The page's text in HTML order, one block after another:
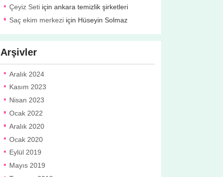
Çeyiz Setiiçin ankara temizlik şirketleri
Saç ekim merkeziiçin Hüseyin Solmaz
Arşivler
Aralık 2024
Kasım 2023
Nisan 2023
Ocak 2022
Aralık 2020
Ocak 2020
Eylül 2019
Mayıs 2019